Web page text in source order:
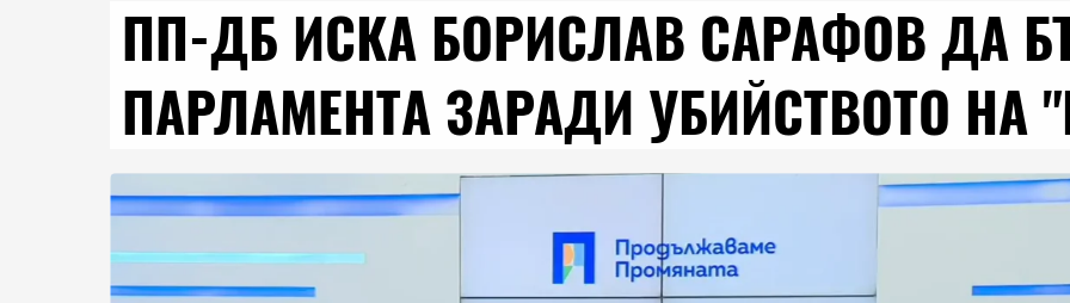
ПП-ДБ ИСКА БОРИСЛАВ САРАФОВ ДА
ПАРЛАМЕНТА ЗАРАДИ УБИЙСТВОТО НА